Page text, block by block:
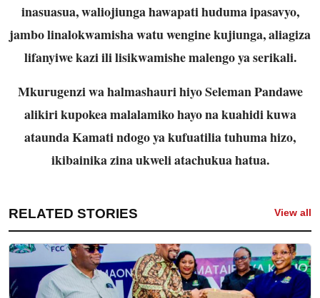
inasuasua, waliojiunga hawapati huduma ipasavyo,
jambo linalokwamisha watu wengine kujiunga, aliagiza
lifanyiwe kazi ili lisikwamishe malengo ya serikali.
Mkurugenzi wa halmashauri hiyo Seleman Pandawe
alikiri kupokea malalamiko hayo na kuahidi kuwa
ataunda Kamati ndogo ya kufuatilia tuhuma hizo,
ikibainika zina ukweli atachukua hatua.
RELATED STORIES View all